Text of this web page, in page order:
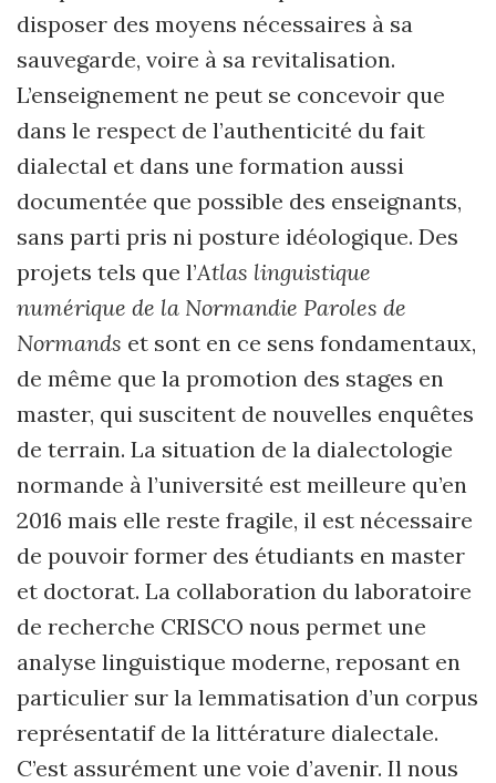
disposer des moyens nécessaires à sa
sauvegarde, voire à sa revitalisation.
L’enseignement ne peut se concevoir que
dans le respect de l’authenticité du fait
dialectal et dans une formation aussi
documentée que possible des enseignants,
sans parti pris ni posture idéologique. Des
projets tels que l’Atlas linguistique
numérique de la Normandie Paroles de
Normands et sont en ce sens fondamentaux,
de même que la promotion des stages en
master, qui suscitent de nouvelles enquêtes
de terrain. La situation de la dialectologie
normande à l’université est meilleure qu’en
2016 mais elle reste fragile, il est nécessaire
de pouvoir former des étudiants en master
et doctorat. La collaboration du laboratoire
de recherche CRISCO nous permet une
analyse linguistique moderne, reposant en
particulier sur la lemmatisation d’un corpus
représentatif de la littérature dialectale.
C’est assurément une voie d’avenir. Il nous